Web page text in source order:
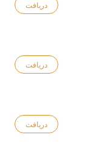
دریافت
دریافت
دریافت